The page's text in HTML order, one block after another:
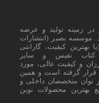
زمینه تولید و عرضه
موسسه بصیر (انتشارات
بهترین کیفیت، گارانتی
کتاب نفیس و سایر
و کیفیت عالی، مورد
قرار گرفته است و همین
توان متخصصان داخلی و
بهترین محصولات نوین